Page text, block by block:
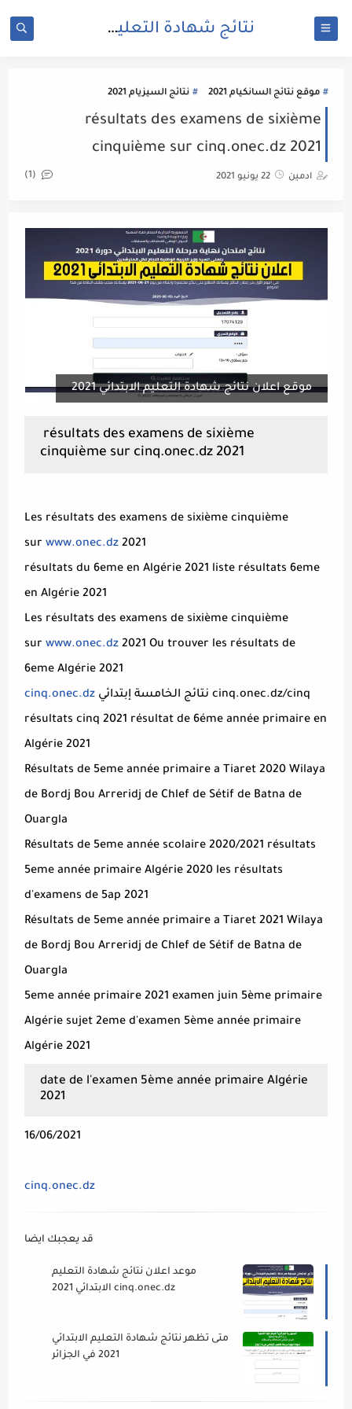
نتائج شهادة التعليم الابتدائي 2021 cinq.onec.dz
موقع نتائج السانكيام 2021 نتائج السيزيام 2021
résultats des examens de sixième
cinquième sur cinq.onec.dz 2021
ادمين 22 يونيو 2021 (1)
موقع اعلان نتائج شهادة التعليم الابتدائي 2021
résultats des examens de sixième
cinquième sur cinq.onec.dz 2021
Les résultats des examens de sixième cinquième
surwww.onec.dz 2021
résultats du 6eme en Algérie 2021 liste résultats 6eme
en Algérie 2021
Les résultats des examens de sixième cinquième
surwww.onec.dz 2021 Ou trouver les résultats de
6eme Algérie 2021
cinq.onec.dz
résultats cinq 2021 résultat de 6éme année primaire en
Algérie 2021
Résultats de 5eme année primaire a Tiaret 2020 Wilaya
de Bordj Bou Arreridj de Chlef de Sétif de Batna de
Ouargla
Résultats de 5eme année scolaire 2020/2021 résultats
5eme année primaire Algérie 2020 les résultats
d'examens de 5ap 2021
Résultats de 5eme année primaire a Tiaret 2021 Wilaya
de Bordj Bou Arreridj de Chlef de Sétif de Batna de
Ouargla
5eme année primaire 2021 examen juin 5ème primaire
Algérie sujet 2eme d'examen 5ème année primaire
Algérie 2021
date de l'examen 5ème année primaire Algérie
2021
16/06/2021
cinq.onec.dz
قد يعجبك ايضا
موعد اعلان نتائج شهادة التعليم
الابتدائي 2021 cinq.onec.dz
متى تظهر نتائج شهادة التعليم الابتدائي
2021 في الجزائر